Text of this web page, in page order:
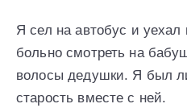
Я сел на автобус и
больно смотреть на
волосы дедушки. Я был
старость вместе с ней.